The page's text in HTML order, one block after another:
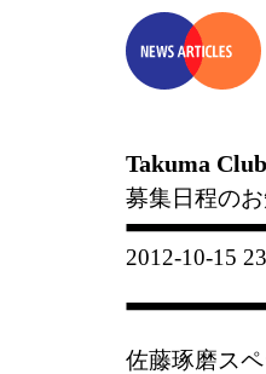
Takuma
募集日程の
2012-10-15
佐藤琢磨ス